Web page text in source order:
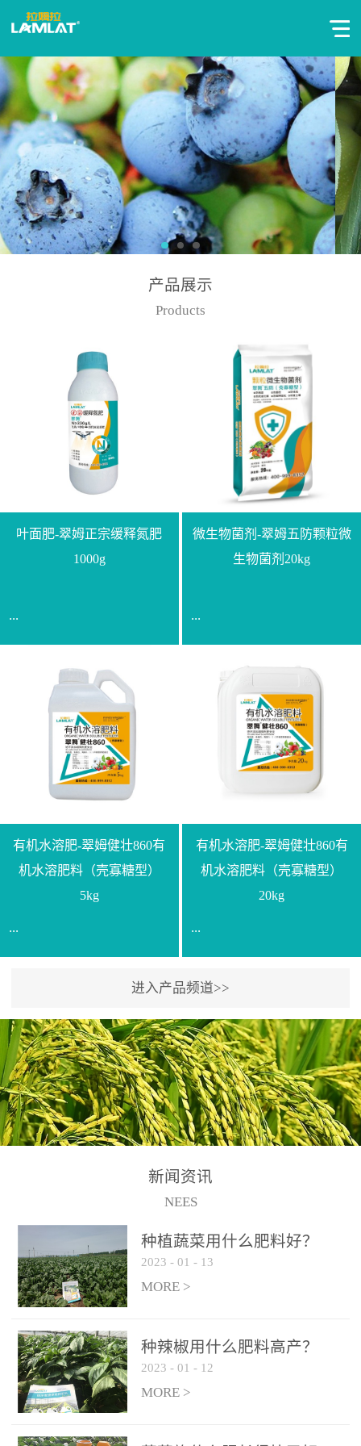
产品展示
Products
叶面肥-翠姆正宗缓释氮肥
1000g
...
【通用名称】脲甲醛缓释
氮肥【产品形态】水剂
【产品规格】1000g【技术
指标】N≥330g/L【企业标
准】Q/LML O01-2022【使
用方法】1、飞防：每亩
复配其他农药、肥料并提
高药效，间隔2-3周，可连
释均匀喷施苗床;移栽前一
天，用同样方法再喷施一
次。移栽前使用，储存在
苗株体内，移栽后，逐步
释放并快速补充营养。3、
作为补氮肥使用：30-100
倍喷施，在开花前期、幼
果期及采摘后各施一次，
间隔2-3周喷施一次。4、
作为叶面肥喷施使用：稀
周喷施一次。5、冲施及滴
灌：亩用量2-3公斤，冲施
进水75%后再进肥效果更
佳。
微生物菌剂-翠姆五防颗粒微
生物菌剂20kg
...
【通用名称】微生物菌剂
【产品剂型】颗粒【产品
规格】20kg【技术指标】
有效活菌数≥10.0亿/克【增
效物质】有机质≥40%;小分
子有机碳≥23%;壳寡糖
底肥：亩用本品40kg-
100kg可替代有机肥，配合
与复合肥、水溶肥或细土
混均后沟施、穴施、撒施
均可。3、沟施穴施:幼树
环状沟施，每棵用150-
200g，成年树放射状沟
施，每棵用0.5kg-1kg，可
拌肥施，也可拌土施。4、
拌苗床土：每平方米苗床
土用本品1kg-2kg与苗床土
混匀后播种。5、园林盆
土用本品30g-50g追肥或作
底肥。
有机水溶肥-翠姆健壮860有
机水溶肥料（壳寡糖型）
5kg
...
【通用名称】有机水溶肥
料【产品剂型】水剂【产
品规格】5kg、20kg【技术
指标】有机质≥200g/L、
N+K2O70g/L、PH:6.5-
8.5、水不溶物≤50g/L【执
行标准】NY/T3831-
(2019)准字15306号【使用
灌及无土栽培和营养液的
配方施肥。1、苗期冲施、
滴灌:3-5kg/亩/次(45-75kg/
公顷/次)。2、花前花后或
生长前期︰冲施、滴灌2.5-
5kg/亩/次配合大量元素水
溶肥一起使用，花芽、花
苞饱满，座果率高。3、幼
有机水溶肥-翠姆健壮860有
机水溶肥料（壳寡糖型）
20kg
...
【通用名称】有机水溶肥
料【产品剂型】水剂【产
品规格】5kg、20kg【技术
指标】有机质≥200g/L、
N+K2O70g/L、PH:6.5-
8.5、水不溶物≤50g/L【执
行标准】NY/T3831-
(2019)准字15306号【使用
方法】适合于基施、追
灌及无土栽培和营养液的
配方施肥。1、苗期冲施、
5kg/亩/次配合大量元素水
进入产品频道>>
新闻资讯
NEES
种植蔬菜用什么肥料好？
2023 - 01 - 13
MORE >
种辣椒用什么肥料高产？
2023 - 01 - 12
MORE >